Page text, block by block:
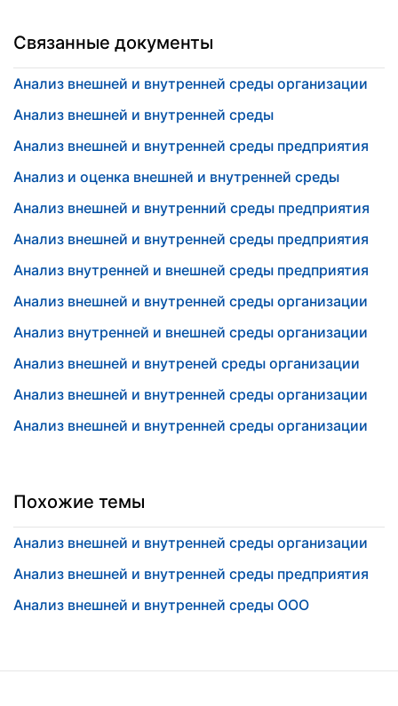
Связанные документы
Анализ внешней и внутренней среды организации
Анализ внешней и внутренней среды
Анализ внешней и внутренней среды предприятия
Анализ и оценка внешней и внутренней среды
Анализ внешней и внутренний среды предприятия
Анализ внешней и внутренней среды предприятия
Анализ внутренней и внешней среды предприятия
Анализ внешней и внутренней среды организации
Анализ внутренней и внешней среды организации
Анализ внешней и внутреней среды организации
Анализ внешней и внутренней среды организации
Анализ внешней и внутренней среды организации
Похожие темы
Анализ внешней и внутренней среды организации
Анализ внешней и внутренней среды предприятия
Анализ внешней и внутренней среды ООО